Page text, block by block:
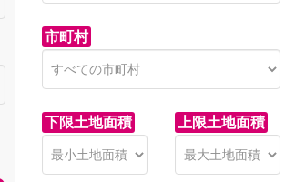
市町村
下限土地面積 上限土地面積